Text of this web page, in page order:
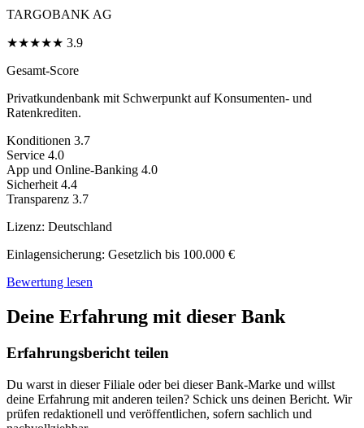
TARGOBANK AG
★★★★★ 3.9
Gesamt-Score
Privatkundenbank mit Schwerpunkt auf Konsumenten- und
Ratenkrediten.
Konditionen 3.7
Service 4.0
App und Online-Banking 4.0
Sicherheit 4.4
Transparenz 3.7
Lizenz: Deutschland
Einlagensicherung: Gesetzlich bis 100.000 €
Bewertung lesen
Deine Erfahrung mit dieser Bank
Erfahrungsbericht teilen
Du warst in dieser Filiale oder bei dieser Bank-Marke und willst
deine Erfahrung mit anderen teilen? Schick uns deinen Bericht. Wir
prüfen redaktionell und veröffentlichen, sofern sachlich und